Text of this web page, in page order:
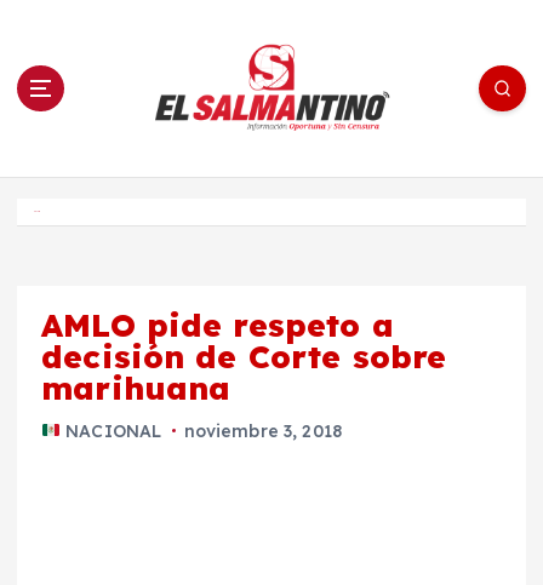
n El Salmantino - medios/noticias/editorial
AMLO pide respeto a
decisión de Corte sobre
marihuana
NACIONAL noviembre 3, 2018